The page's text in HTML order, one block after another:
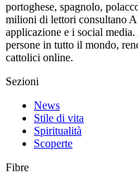
portoghese, spagnolo,
milioni di lettori consultano
applicazione e i social
persone in tutto il mondo,
cattolici online.
Sezioni
News
Stile di vita
Spiritualità
Scoperte
Fibre